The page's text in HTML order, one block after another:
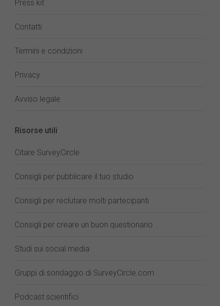
Press kit
Contatti
Termini e condizioni
Privacy
Avviso legale
Risorse utili
Citare SurveyCircle
Consigli per pubblicare il tuo studio
Consigli per reclutare molti partecipanti
Consigli per creare un buon questionario
Studi sui social media
Gruppi di sondaggio di SurveyCircle.com
Podcast scientifici